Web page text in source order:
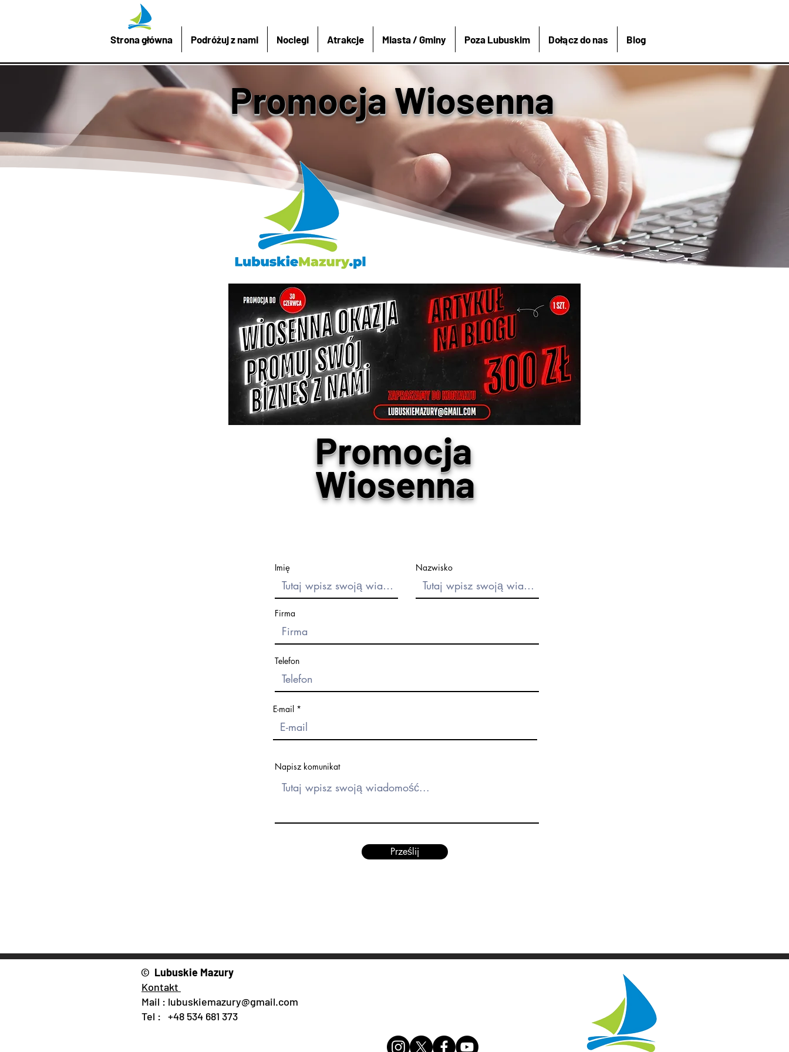
Strona główna Podróżuj z nami Noclegi Atrakcje Miasta / Gminy Poza Lubuskim Dołącz do nas Blog
Promocja Wiosenna
Promocja
Wiosenna
Imię Nazwisko
Firma
Telefon
E-mail
Napisz komunikat
Prześlij
© Lubuskie Mazury
Kontakt
Mail : lubuskiemazury@gmail.com
Tel : +48 534 681 373